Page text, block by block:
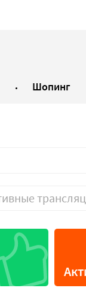
Шопинг